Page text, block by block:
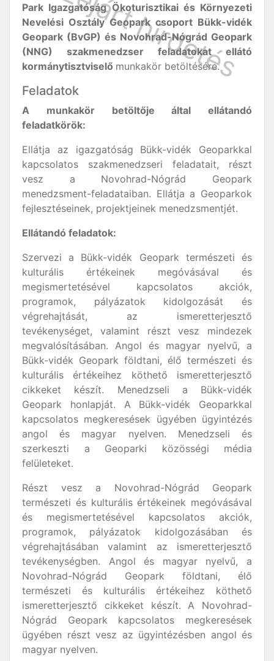
Park Igazgatóság Ökoturisztikai és Környezeti
Nevelési Osztály Geopark csoport Bükk-vidék
Geopark (BvGP) és Novohrad-Nógrád Geopark
(NNG) szakmenedzser feladatokat ellátó
kormánytisztviselő munkakör betöltésére.
Feladatok
A munkakör betöltője által ellátandó
feladatkörök:
Ellátja az igazgatóság Bükk-vidék Geoparkkal
kapcsolatos szakmenedzseri feladatait, részt
vesz a Novohrad-Nógrád Geopark
menedzsment-feladataiban. Ellátja a Geoparkok
fejlesztéseinek, projektjeinek menedzsmentjét.
Ellátandó feladatok:
Szervezi a Bükk-vidék Geopark természeti és
kulturális értékeinek megóvásával és
megismertetésével kapcsolatos akciók,
programok, pályázatok kidolgozását és
végrehajtását, az ismeretterjesztő
tevékenységet, valamint részt vesz mindezek
megvalósításában. Angol és magyar nyelvű, a
Bükk-vidék Geopark földtani, élő természeti és
kulturális értékeihez köthető ismeretterjesztő
cikkeket készít. Menedzseli a Bükk-vidék
Geopark honlapját. A Bükk-vidék Geoparkkal
kapcsolatos megkeresések ügyében ügyintézés
angol és magyar nyelven. Menedzseli és
szerkeszti a Geoparki közösségi média
felületeket.
Részt vesz a Novohrad-Nógrád Geopark
természeti és kulturális értékeinek megóvásával
és megismertetésével kapcsolatos akciók,
programok, pályázatok kidolgozásában és
végrehajtásában valamint az ismeretterjesztő
tevékenységben. Angol és magyar nyelvű, a
Novohrad-Nógrád Geopark földtani, élő
természeti és kulturális értékeihez köthető
ismeretterjesztő cikkeket készít. A Novohrad-
Nógrád Geopark kapcsolatos megkeresések
ügyében részt vesz az ügyintézésben angol és
magyar nyelven.